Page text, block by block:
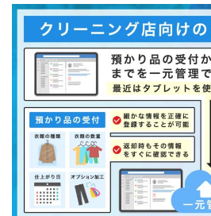
アイテム別・曜日別の高度な分
クリーニング店向けのPOSレジ
メリット
クリーニング店向けのPOSレジ
クリーニング店向けのPOSレジ
クリーニング店向けのPOSレジ
紙の預かり票からのデータ移行
ク